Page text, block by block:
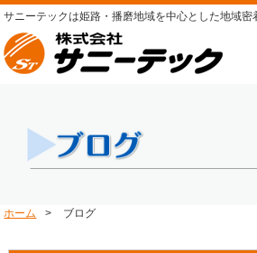
サニーテックは姫路・播磨地域を中心とした地域密
ホーム > ブログ